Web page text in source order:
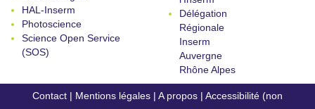
HAL-Inserm
Photoscience
Science Open Service
(SOS)
Délégation
Régionale
Inserm
Auvergne
Rhône Alpes
Contact | Mentions légales | A propos | Accessibilité (non